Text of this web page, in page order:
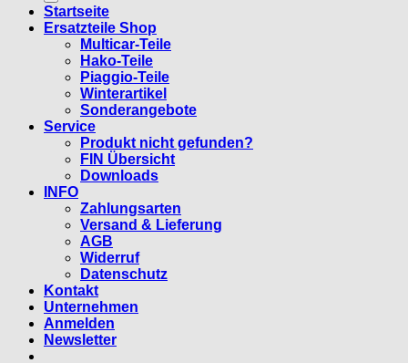
Startseite
Ersatzteile Shop
Multicar-Teile
Hako-Teile
Piaggio-Teile
Winterartikel
Sonderangebote
Service
Produkt nicht gefunden?
FIN Übersicht
Downloads
INFO
Zahlungsarten
Versand & Lieferung
AGB
Widerruf
Datenschutz
Kontakt
Unternehmen
Anmelden
Newsletter